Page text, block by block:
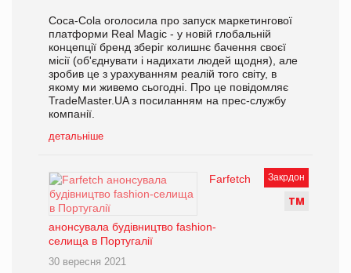
Coca-Cola оголосила про запуск маркетингової
платформи Real Magic - у новій глобальній
концепції бренд зберіг колишнє бачення своєї
місії (об'єднувати і надихати людей щодня), але
зробив це з урахуванням реалій того світу, в
якому ми живемо сьогодні. Про це повідомляє
TradeMaster.UA з посиланням на прес-службу
компанії.
детальніше
Закрдон
ТМ
Farfetch
анонсувала будівництво fashion-
селища в Португалії
30 вересня 2021